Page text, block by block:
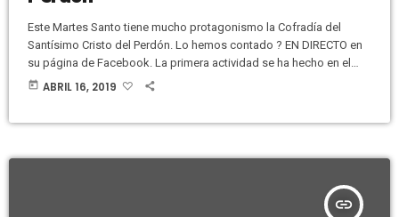
Este Martes Santo tiene mucho protagonismo la Cofradía del
Santísimo Cristo del Perdón. Lo hemos contado ? EN DIRECTO en
su página de Facebook. La primera actividad se ha hecho en el
Cementerio Viejo, donde se ha hecho un homenaje al General
url="https://www.facebook.com/CdelPerdonElche/videos/395204
today ABRIL 16, 2019
insert_link